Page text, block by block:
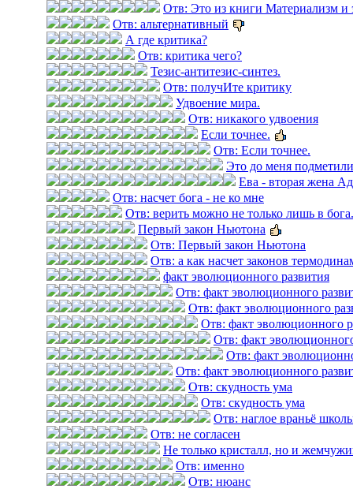
Отв: Это из книги Материализм
Отв: альтернативный
А где критика?
Отв: критика чего?
Тезис-антитезис-синтез.
Отв: получИте критику
Удвоение мира.
Отв: никакого удвоения
Если точнее.
Отв: Если точнее.
Это до меня
Ева - вторая жена
Отв: насчет бога - не ко мне
Отв: верить можно не только лишь в
Первый закон Ньютона
Отв: Первый закон Ньютона
Отв: а как насчет законов
факт эволюционного развития
Отв: факт эволюционного
Отв: факт эволюционного
Отв: факт эволюционного
Отв: факт
Отв: факт
Отв: факт эволюционного
Отв: скудность ума
Отв: скудность ума
Отв: наглое враньё
Отв: не согласен
Не только кристалл, но и
Отв: именно
Отв: нюанс